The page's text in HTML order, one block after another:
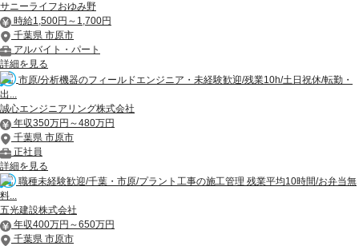
サニーライフおゆみ野
時給1,500円～1,700円
千葉県 市原市
アルバイト・パート
詳細を見る
市原/分析機器のフィールドエンジニア・未経験歓迎/残業10h/土日祝休/転勤・
出...
誠心エンジニアリング株式会社
年収350万円～480万円
千葉県 市原市
正社員
詳細を見る
職種未経験歓迎/千葉・市原/プラント工事の施工管理 残業平均10時間/お弁当無
料...
五光建設株式会社
年収400万円～650万円
千葉県 市原市